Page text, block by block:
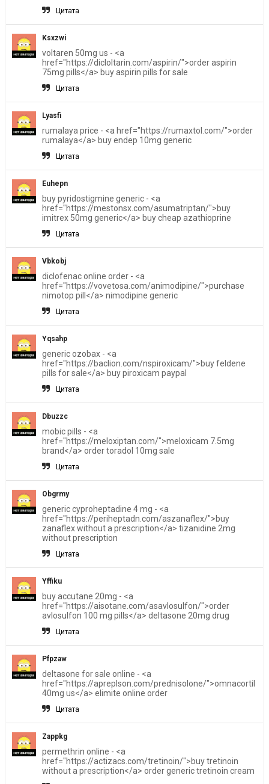
Цитата
Ksxzwi
voltaren 50mg us - <a
href="https://dicloltarin.com/aspirin/">order aspirin
75mg pills</a> buy aspirin pills for sale
Цитата
Lyasfi
rumalaya price - <a href="https://rumaxtol.com/">order
rumalaya</a> buy endep 10mg generic
Цитата
Euhepn
buy pyridostigmine generic - <a
href="https://mestonsx.com/asumatriptan/">buy
imitrex 50mg generic</a> buy cheap azathioprine
Цитата
Vbkobj
diclofenac online order - <a
href="https://vovetosa.com/animodipine/">purchase
nimotop pill</a> nimodipine generic
Цитата
Yqsahp
generic ozobax - <a
href="https://baclion.com/nspiroxicam/">buy feldene
pills for sale</a> buy piroxicam paypal
Цитата
Dbuzzc
mobic pills - <a
href="https://meloxiptan.com/">meloxicam 7.5mg
brand</a> order toradol 10mg sale
Цитата
Obgrmy
generic cyproheptadine 4 mg - <a
href="https://periheptadn.com/aszanaflex/">buy
zanaflex without a prescription</a> tizanidine 2mg
without prescription
Цитата
Yffiku
buy accutane 20mg - <a
href="https://aisotane.com/asavlosulfon/">order
avlosulfon 100 mg pills</a> deltasone 20mg drug
Цитата
Pfpzaw
deltasone for sale online - <a
href="https://apreplson.com/prednisolone/">omnacortil
40mg us</a> elimite online order
Цитата
Zappkg
permethrin online - <a
href="https://actizacs.com/tretinoin/">buy tretinoin
without a prescription</a> order generic tretinoin cream